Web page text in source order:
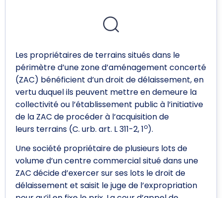
Les propriétaires de terrains situés dans le
périmètre d’une zone d’aménagement concerté
(ZAC) bénéficient d’un droit de délaissement, en
vertu duquel ils peuvent mettre en demeure la
collectivité ou l’établissement public à l’initiative
de la ZAC de procéder à l’acquisition de
leurs terrains (C. urb. art. L 311-2, 1o).
Une société propriétaire de plusieurs lots de
volume d’un centre commercial situé dans une
ZAC décide d’exercer sur ses lots le droit de
délaissement et saisit le juge de l’expropriation